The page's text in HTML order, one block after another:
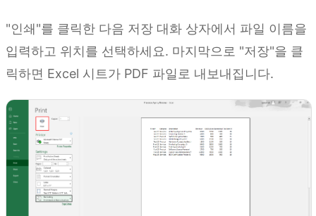
"인쇄"를 클릭한 다음 저장 대화 상자에서 파일 이름을
입력하고 위치를 선택하세요. 마지막으로 "저장"을 클
릭하면 Excel 시트가 PDF 파일로 내보내집니다.